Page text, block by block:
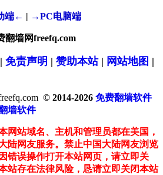
端← | →PC电脑端
翻墙网freefq.com
| 免责声明 | 赞助本站| 网站地图 |
© 2014-2026 免费翻墙软件
墙软件
网站域名、主机和管理员都在美国，
陆网友服务。禁止中国大陆网友浏览
错误操作打开本站网页，请立即关
站存在法律风险，恳请立即关闭本站